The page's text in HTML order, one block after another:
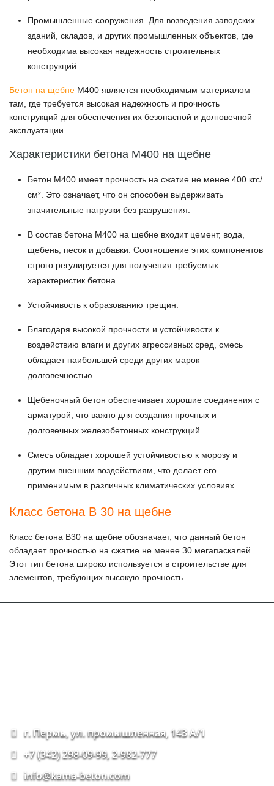
Промышленные сооружения . Для возведения заводских
зданий, складов, и других промышленных объектов, где
необходима высокая надежность строительных
конструкций.
Бетон на щебне М400 является необходимым материалом
там, где требуется высокая надежность и прочность
конструкций для обеспечения их безопасной и долговечной
эксплуатации.
Характеристики бетона М400 на щебне
Бетон М400 имеет прочность на сжатие не менее 400 кгс/
см². Это означает, что он способен выдерживать
значительные нагрузки без разрушения.
В состав бетона М400 на щебне входит цемент, вода,
щебень, песок и добавки. Соотношение этих компонентов
строго регулируется для получения требуемых
характеристик бетона.
Устойчивость к образованию трещин.
Благодаря высокой прочности и устойчивости к
воздействию влаги и других агрессивных сред, смесь
обладает наибольшей среди других марок
долговечностью.
Щебеночный бетон обеспечивает хорошие соединения с
арматурой, что важно для создания прочных и
долговечных железобетонных конструкций.
Смесь обладает хорошей устойчивостью к морозу и
другим внешним воздействиям, что делает его
применимым в различных климатических условиях.
Класс бетона В 30 на щебне
Класс бетона В30 на щебне обозначает, что данный бетон
обладает прочностью на сжатие не менее 30 мегапаскалей.
Этот тип бетона широко используется в строительстве для
элементов, требующих высокую прочность.
г. Пермь, ул. промышленная, 143 А/1
+7 (342) 298-09-99, 2-982-777
info@kama-beton.com